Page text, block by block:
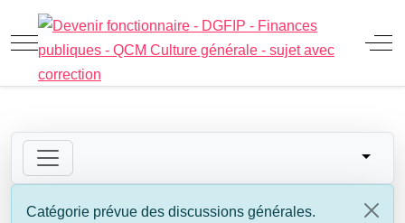
Mobile Menu Toggle Off-
Catégorie prévue des discussions générales.